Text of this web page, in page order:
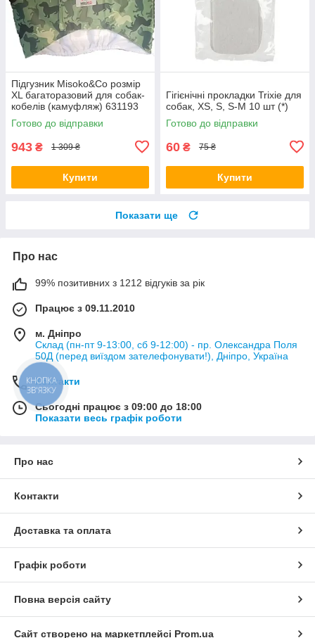
Підгузник Misoko&Co розмір
XL багаторазовий для собак-
кобелів (камуфляж) 631193
Готово до відправки
943 ₴ 1 309 ₴
Купити
Гігієнічні прокладки Trixie для
собак, XS, S, S-M 10 шт (*)
Готово до відправки
60 ₴ 75 ₴
Купити
Показати ще
Про нас
99% позитивних з 1212 відгуків за рік
Працює з 09.11.2010
м. Дніпро
Склад (пн-пт 9-13:00, сб 9-12:00) - пр. Олександра Поля
50Д (перед виїздом зателефонувати!), Дніпро, Україна
Контакти
Сьогодні працює з 09:00 до 18:00
Показати весь графік роботи
Про нас
Контакти
Доставка та оплата
Графік роботи
Повна версія сайту
Сайт створено на маркетплейсі Prom.ua
КНОПКА
ЗВ'ЯЗКУ